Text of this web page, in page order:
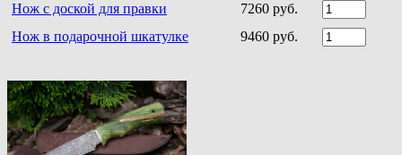
Нож с доской для правки
7260 руб.
Нож в подарочной шкатулке
9460 руб.